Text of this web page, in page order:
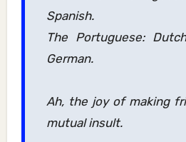
Spanish.
The Portuguese:
German.
Ah, the joy of making
mutual insult.